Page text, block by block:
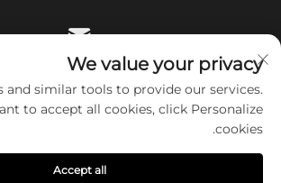
[email protected]
حقوق النشر محفوظة © شركة ووشي آيفي
الحقوق محفوظةسياسة
We value your privacy
and similar tools to provide our services.
to accept all cookies, click Personalize
cookies.
Accept all